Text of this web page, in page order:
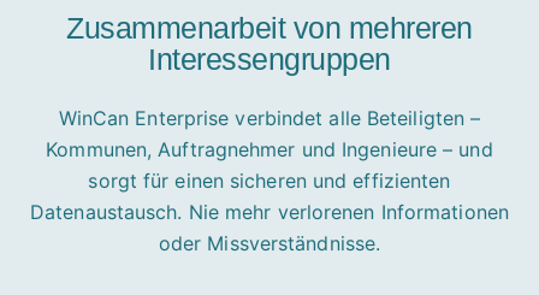
Zusammenarbeit von mehreren
Interessengruppen
WinCan Enterprise verbindet alle Beteiligten –
Kommunen, Auftragnehmer und Ingenieure – und
sorgt für einen sicheren und effizienten
Datenaustausch. Nie mehr verlorenen Informationen
oder Missverständnisse.